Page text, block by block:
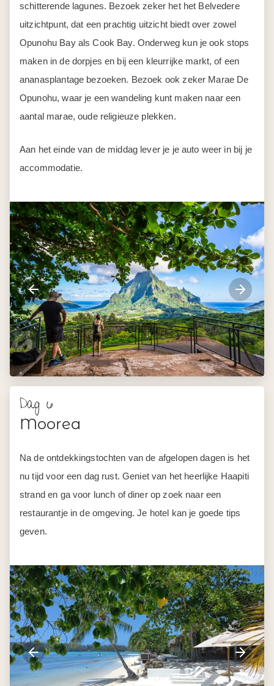
schitterende lagunes. Bezoek zeker het het Belvedere
uitzichtpunt, dat een prachtig uitzicht biedt over zowel
Opunohu Bay als Cook Bay. Onderweg kun je ook stops
maken in de dorpjes en bij een kleurrijke markt, of een
ananasplantage bezoeken. Bezoek ook zeker Marae De
Opunohu, waar je een wandeling kunt maken naar een
aantal marae, oude religieuze plekken.
Aan het einde van de middag lever je je auto weer in bij je
accommodatie.
Dag 6
Moorea
Na de ontdekkingstochten van de afgelopen dagen is het
nu tijd voor een dag rust. Geniet van het heerlijke Haapiti
strand en ga voor lunch of diner op zoek naar een
restaurantje in de omgeving. Je hotel kan je goede tips
geven.